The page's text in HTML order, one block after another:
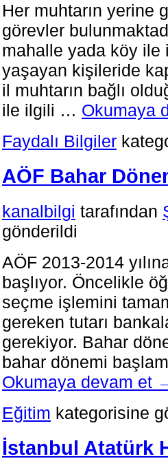
Her muhtarın yerine
görevler
mahalle yada köy
yaşayan kişileride
il muhtarın bağlı
ile ilgili … Okumaya
Faydalı Bilgiler
AÖF Bahar
kanalbilgi tarafından
gönderildi
AÖF 2013-2014
başlıyor. Öncelikle
seçme işlemini
gereken tutarı
gerekiyor. Bahar
bahar dönemi
Okumaya devam et
Eğitim kategorisine
İstanbul Atatürk